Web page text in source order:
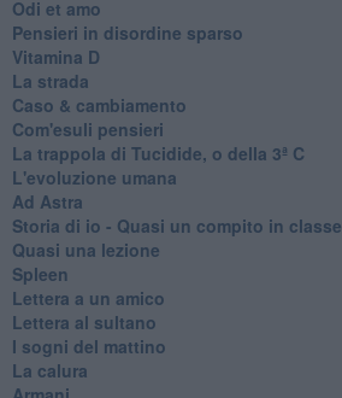
Odi et amo
Pensieri in disordine sparso
Vitamina D
La strada
Caso & cambiamento
Com'esuli pensieri
La trappola di Tucidide, o della 3ª C
L'evoluzione umana
Ad Astra
Storia di io - Quasi un compito in classe
Quasi una lezione
Spleen
Lettera a un amico
Lettera al sultano
I sogni del mattino
La calura